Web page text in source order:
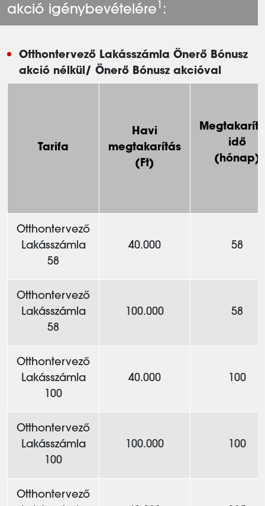
akció igénybevételére :
Otthontervező Lakásszámla Önerő Bónusz
akció nélkül/ Önerő Bónusz akcióval
Tarifa
Havi
megtakarítás
(Ft)
idő
(hónap)
Otthontervező
Lakásszámla
58
40.000 58
Otthontervező
Lakásszámla
58
100.000 58
Otthontervező
Lakásszámla
100
40.000 100
Otthontervező
Lakásszámla
100
100.000 100
Otthontervező